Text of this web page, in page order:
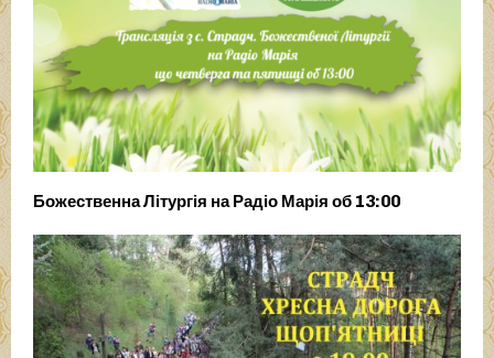
Божественна Літургія на Радіо Марія об 13:00